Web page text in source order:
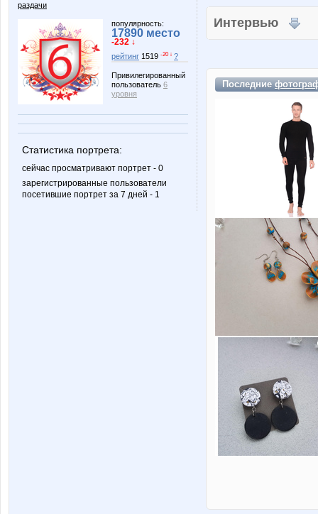
раздачи
популярность:
17890 место
-232 ↓
рейтинг 1519 -20 ↓ ?
Привилегированный
пользователь 6
уровня
Статистика портрета:
сейчас просматривают портрет - 0
зарегистрированные пользователи
посетившие портрет за 7 дней - 1
Интервью
Последние